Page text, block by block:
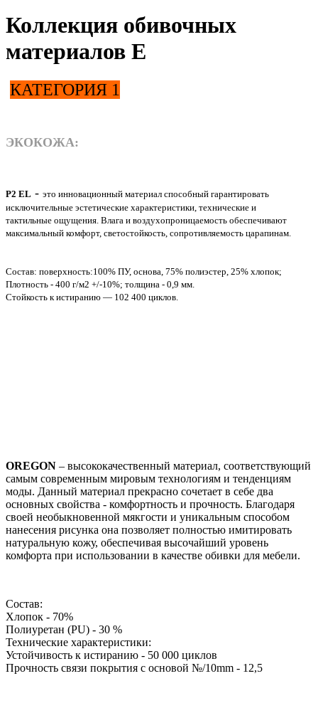
Коллекция обивочных
материалов E
КАТЕГОРИЯ 1
ЭКОКОЖА:
P2 EL - это инновационный материал способный гарантировать
исключительные эстетические характеристики, технические и
тактильные ощущения. Влага и воздухопроницаемость обеспечивают
максимальный комфорт, светостойкость, сопротивляемость царапинам.
Состав: поверхность:100% ПУ, основа, 75% полиэстер, 25% хлопок;
Плотность - 400 г/м2 +/-10%; толщина - 0,9 мм.
Стойкость к истиранию — 102 400 циклов.
OREGON – высококачественный материал, соответствующий
самым современным мировым технологиям и тенденциям
моды. Данный материал прекрасно сочетает в себе два
основных свойства - комфортность и прочность. Благодаря
своей необыкновенной мякгости и уникальным способом
нанесения рисунка она позволяет полностью имитировать
натуральную кожу, обеспечивая высочайший уровень
комфорта при использовании в качестве обивки для мебели.
Состав:
Хлопок - 70%
Полиуретан (PU) - 30 %
Технические характеристики:
Устойчивость к истиранию - 50 000 циклов
Прочность связи покрытия с основой №/10mm - 12,5